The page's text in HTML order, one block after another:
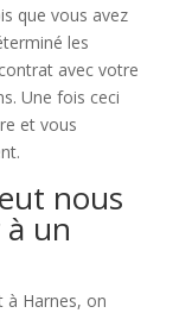
que vous avez
les
avec votre
Une fois ceci
et vous
nous
un
à Harnes, on